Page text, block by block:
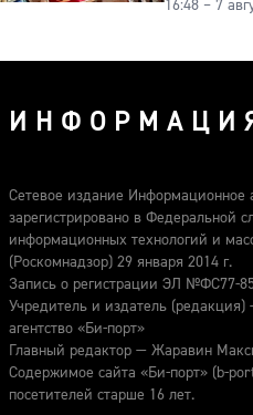
подделку
16:48 – 7
Сетевое издание Информационное
зарегистрировано в Федеральной
информационных технологий и
(Роскомнадзор) 29 января 2014 г.
Запись о регистрации ЭЛ №ФС77-
Учредитель и издатель
агентство «Би-порт»
Главный редактор — Жаравин
Содержимое сайта «Би-порт» (b-
посетителей старше 16 лет.